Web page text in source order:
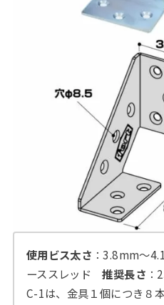
使用ビス太さ ：3.8mm～
ーススレッド推奨長さ
C-1は、金具１個につき８